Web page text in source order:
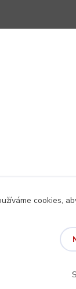
cookies,